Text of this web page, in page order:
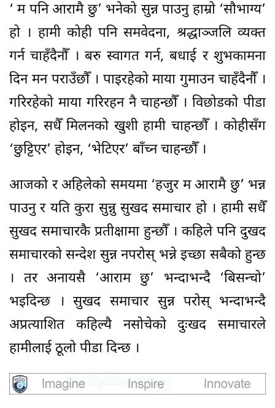
‘ म पनि आरामै छु’ भनेको सुन्न पाउनु हाम्रो ‘सौभाग्य’
हो । हामी कोही पनि समवेदना, श्रद्धाञ्जलि व्यक्त
गर्न चाहँदैनौँ । बरु स्वागत गर्न, बधाई र शुभकामना
दिन मन पराउँछौँ । पाइरहेको माया गुमाउन चाहँदैनौँ ।
गरिरहेको माया गरिरहन नै चाहन्छौँ । विछोडको पीडा
होइन, सधैँ मिलनको खुशी हामी चाहन्छौँ । कोहीसँग
‘छुट्टिएर’ होइन, ‘भेटिएर’ बाँच्न चाहन्छौँ ।
आजको र अहिलेको समयमा ‘हजुर म आरामै छु’ भन्न
पाउनु र यति कुरा सुन्नु सुखद समाचार हो । हामी सधैँ
सुखद समाचारकै प्रतीक्षामा हुन्छौँ । कहिले पनि दुखद
समाचारको सन्देश सुन्न नपरोस् भन्ने इच्छा सबैको हुन्छ
। तर अनायसै ‘आराम छु’ भन्दाभन्दै ‘बिसन्चो’
भइदिन्छ । सुखद समाचार सुन्न परोस् भन्दाभन्दै
अप्रत्याशित कहिल्यै नसोचेको दुःखद समाचारले
हामीलाई ठूलो पीडा दिन्छ ।